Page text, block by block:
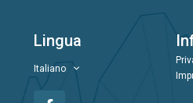
Lingua
Italiano